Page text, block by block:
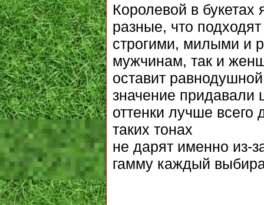
Королевой в букетах
разные, что
строгими, милыми и
мужчинам, так и
оставит
значение придавали
оттенки лучше
таких тонах
не дарят именно из-
гамму каждый